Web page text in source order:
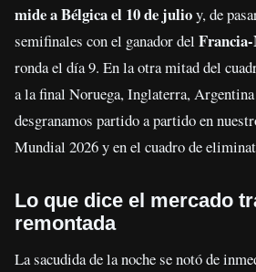
mide a Bélgica el 10 de julioy, de
semifinales con el ganador del
ronda el día 9. En la otra mitad del
a la final Noruega, Inglaterra,
desgranamos partido a partido en
Mundial 2026 y en el cuadro de
Lo que dice el mercado
remontada
La sacudida de la noche se notó de